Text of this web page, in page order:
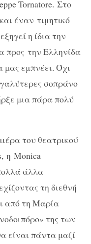
Tornatore. Στο
έναν τιμητικό
η ίδια την
προς την Ελληνίδα
μας εμπνέει. Όχι
σοπράνο
μια πάρα πολύ
του θεατρικού
η Monica
άλλα
τη διεθνή
από τη Μαρία
της των
είναι πάντα μαζί